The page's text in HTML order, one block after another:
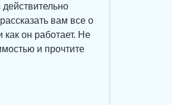
вам все о
как он работает. Не
и прочтите